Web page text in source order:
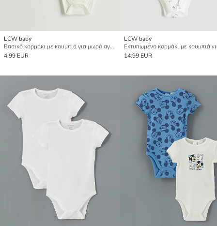
LCW baby
Βασικό κορμάκι με κουμπιά για μωρό αγόρι 2 πακέτο
4.99 EUR
LCW baby
14.99 EUR